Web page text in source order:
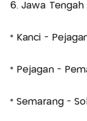
6. Jawa Tengah
* Kanci -
* Pejagan -
* Semarang -